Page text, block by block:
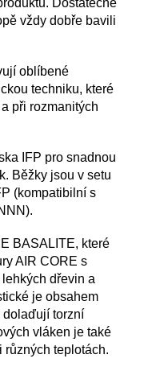
Dostatečně
vždy dobře bavili
oblíbené
techniku, které
při rozmanitých
IFP pro snadnou
Běžky jsou v setu
(kompatibilní s
BASALITE, které
AIR CORE s
dřevin a
je obsahem
dolaďují torzní
vláken je také
různých teplotách.